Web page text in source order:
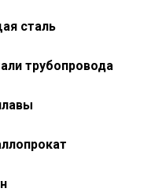
сталь
трубопровода